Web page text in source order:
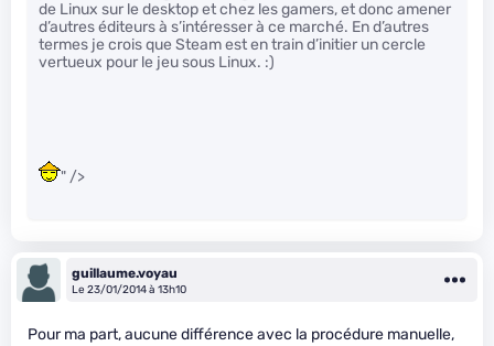
de Linux sur le desktop et chez les gamers, et donc amener
d’autres éditeurs à s’intéresser à ce marché. En d’autres
termes je crois que Steam est en train d’initier un cercle
vertueux pour le jeu sous Linux. :)
" />
guillaume.voyau
Le 23/01/2014 à 13h10
Pour ma part, aucune différence avec la procédure manuelle,